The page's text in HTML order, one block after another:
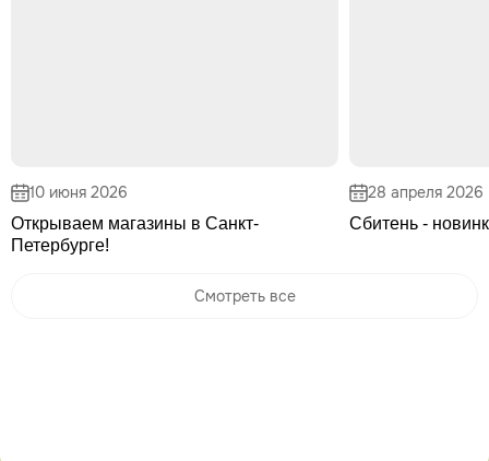
10 июня 2026
Открываем магазины в Санкт-
Петербурге!
28 апреля 2026
Сбитень -
Смотреть все